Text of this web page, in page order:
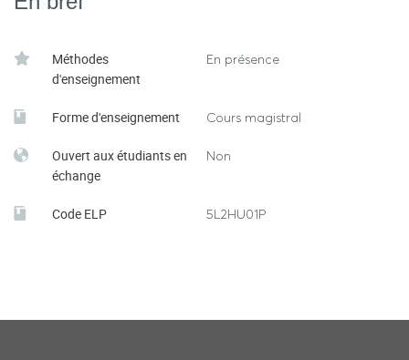
Méthodes
d'enseignement
En présence
Forme d'enseignement Cours magistral
Ouvert aux étudiants en
échange
Non
Code ELP 5L2HU01P